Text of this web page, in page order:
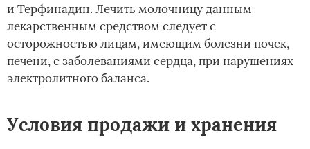
и Терфинадин. Лечить молочницу данным
лекарственным средством следует с
осторожностью лицам, имеющим болезни почек,
печени, с заболеваниями сердца, при нарушениях
электролитного баланса.
Условия продажи и хранения